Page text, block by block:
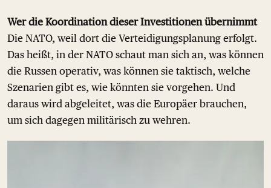
Wer die Koordination dieser Investitionen übernimmt
Die NATO, weil dort die Verteidigungsplanung erfolgt.
Das heißt, in der NATO schaut man sich an, was können
die Russen operativ, was können sie taktisch, welche
Szenarien gibt es, wie könnten sie vorgehen. Und
daraus wird abgeleitet, was die Europäer brauchen,
um sich dagegen militärisch zu wehren.